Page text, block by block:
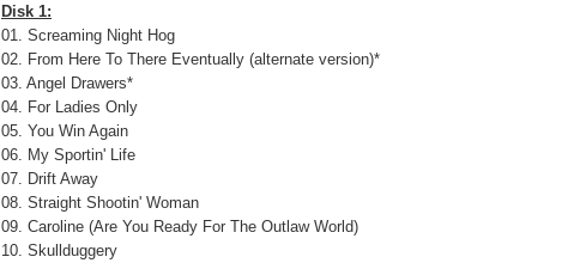
Disk 1:
01. Screaming Night Hog
02. From Here To There Eventually (alternate version)*
03. Angel Drawers*
04. For Ladies Only
05. You Win Again
06. My Sportin' Life
07. Drift Away
08. Straight Shootin' Woman
09. Caroline (Are You Ready For The Outlaw World)
10. Skullduggery